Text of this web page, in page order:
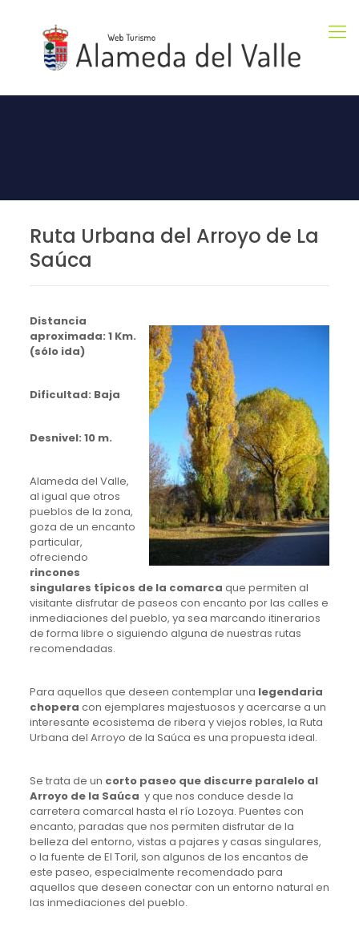
Ruta Urbana del Arroyo de La
Saúca
Distancia
aproximada: 1 Km.
(sólo ida)
Dificultad: Baja
Desnivel: 10 m.
Alameda del Valle,
al igual que otros
pueblos de la zona,
goza de un encanto
particular,
ofreciendo
rincones
singulares típicos de la comarca que permiten al
visitante disfrutar de paseos con encanto por las calles e
inmediaciones del pueblo, ya sea marcando itinerarios
de forma libre o siguiendo alguna de nuestras rutas
recomendadas.
Para aquellos que deseen contemplar una legendaria
chopera con ejemplares majestuosos y acercarse a un
interesante ecosistema de ribera y viejos robles, la Ruta
Urbana del Arroyo de la Saúca es una propuesta ideal.
Se trata de un corto paseo que discurre paralelo al
Arroyo de la Saúca y que nos conduce desde la
carretera comarcal hasta el río Lozoya. Puentes con
encanto, paradas que nos permiten disfrutar de la
belleza del entorno, vistas a pajares y casas singulares,
o la fuente de El Toril, son algunos de los encantos de
este paseo, especialmente recomendado para
aquellos que deseen conectar con un entorno natural en
las inmediaciones del pueblo.